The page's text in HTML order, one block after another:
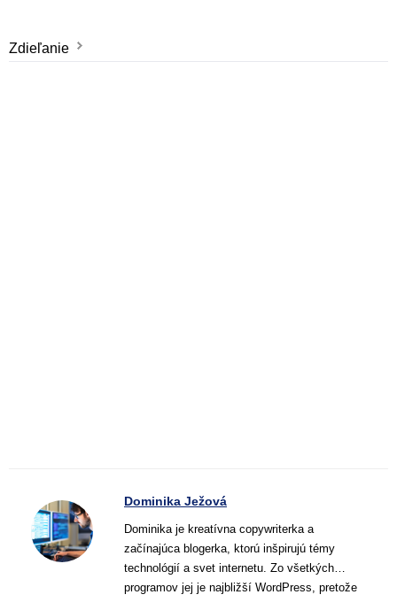
Zdieľanie
Dominika Ježová
Dominika je kreatívna copywriterka a
začínajúca blogerka, ktorú inšpirujú témy
technológií a svet internetu. Zo všetkých
programov jej je najbližší WordPress, pretože